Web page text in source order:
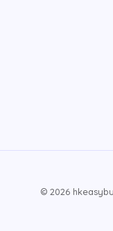
© 2026